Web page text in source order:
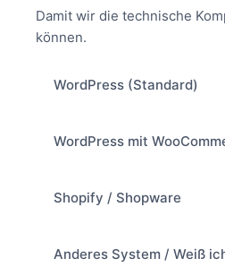
Damit wir die technische
können.
WordPress (Standard)
WordPress mit
Shopify / Shopware
Anderes System / Weiß